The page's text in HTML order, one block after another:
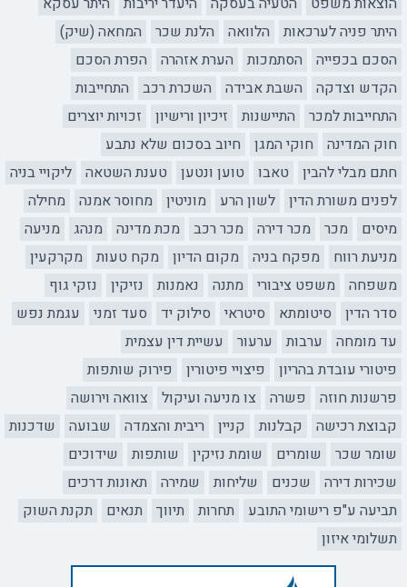
היתר פניה לערכאות
הלוואה הלנת שכר
המחאה (שיק)
הסכם בכפייה
הסתמכות הערת אזהרה
הפרת הסכם
הקדש וצדקה
השבת אבידה השכרת רכב
התחייבות
התחייבות למכר
התיישנות זיכיון ורישיון
זכויות יוצרים
חוק המדינה
חוקי המגן
חיוב בסכום שלא נתבע
חתם מבלי להבין
טאבו טוען ונטען טענת השטאה
ליקויי בניה
לפנים משורת הדין
לשון הרע מוניטין מחוסר אמנה
מחילה
מיסים
מכר מכר דירה מכר רכב מכת מדינה מנהג
מניעה
מניעת רווח
מפקח בניה מקום הדיון מקח טעות
מקרקעין
משפחה
משפט ציבורי מתנה נאמנות נזיקין
נזקי גוף
סדר הדין
סיטומתא סיטראי סילוק יד סעד זמני
עגמת נפש
עד מומחה
ערבות ערעור
עשיית דין עצמית
פיטורי עובדת בהריון
פיצויי פיטורין
פירוק שותפות
פרשנות חוזה
פשרה צו מניעה ועיקול
צוואה וירושה
קבוצת רכישה
קבלנות קניין ריבית והצמדה שבועה
שדכנות
שומר שכר
שומרים שומת נזיקין שותפות
שידוכים
שכירות דירה
שכנים שליחות שמירה
תאונות דרכים
תביעה ע"פ רישומי התובע
תחרות תיווך תנאים
תקנת השוק
תשלומי איזון